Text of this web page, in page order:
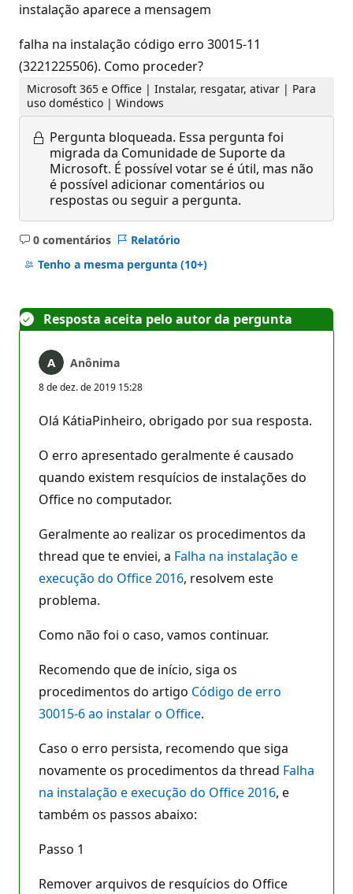
instalação aparece a mensagem
falha na instalação código erro 30015-11
(3221225506). Como proceder?
Microsoft 365 e Office | Instalar, resgatar, ativar | Para
uso doméstico | Windows
Pergunta bloqueada. Essa pergunta foi
migrada da Comunidade de Suporte da
Microsoft. É possível votar se é útil, mas não
é possível adicionar comentários ou
respostas ou seguir a pergunta.
0 comentários
Sem
comentários
Relatório
Tenho a mesma pergunta (10+)
Resposta aceita pelo autor da pergunta
Anônima
8 de dez. de 2019 15:28
Olá KátiaPinheiro, obrigado por sua resposta.
O erro apresentado geralmente é causado
quando existem resquícios de instalações do
Office no computador.
Geralmente ao realizar os procedimentos da
thread que te enviei, a Falha na instalação e
execução do Office 2016, resolvem este
problema.
Como não foi o caso, vamos continuar.
Recomendo que de início, siga os
procedimentos do artigo Código de erro
30015-6 ao instalar o Office.
Caso o erro persista, recomendo que siga
novamente os procedimentos da thread Falha
na instalação e execução do Office 2016, e
também os passos abaixo:
Passo 1
Remover arquivos de resquícios do Office